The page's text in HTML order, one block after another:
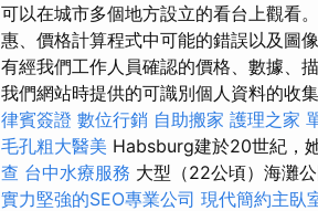
可以在城市多個地方設立的看台上觀看。
惠、價格計算程式中可能的錯誤以及圖
有經我們工作人員確認的價格、數據、
我們網站時提供的可識別個人資料的收
律賓簽證 數位行銷 自助搬家 護理之家
毛孔粗大醫美 Habsburg建於20世紀，
查 台中水療服務 大型（22公頃）海灘
實力堅強的SEO專業公司 現代簡約主臥